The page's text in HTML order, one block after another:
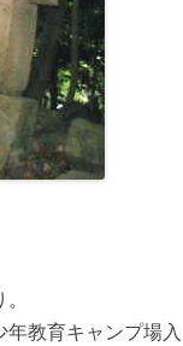
教育キャンプ場入